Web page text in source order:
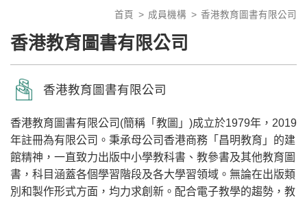
首頁 成員機構 香港教育圖書有限公司
香港教育圖書有限公司
香港教育圖書有限公司
香港教育圖書有限公司(簡稱「教圖」)成立於1979年，2019
年註冊為有限公司。秉承母公司香港商務「昌明教育」的建
館精神，一直致力出版中小學教科書、教參書及其他教育圖
書，科目涵蓋各個學習階段及各大學習領域。無論在出版類
別和製作形式方面，均力求創新。配合電子教學的趨勢，教